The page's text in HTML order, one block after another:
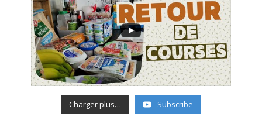
Charger plus… Subscribe